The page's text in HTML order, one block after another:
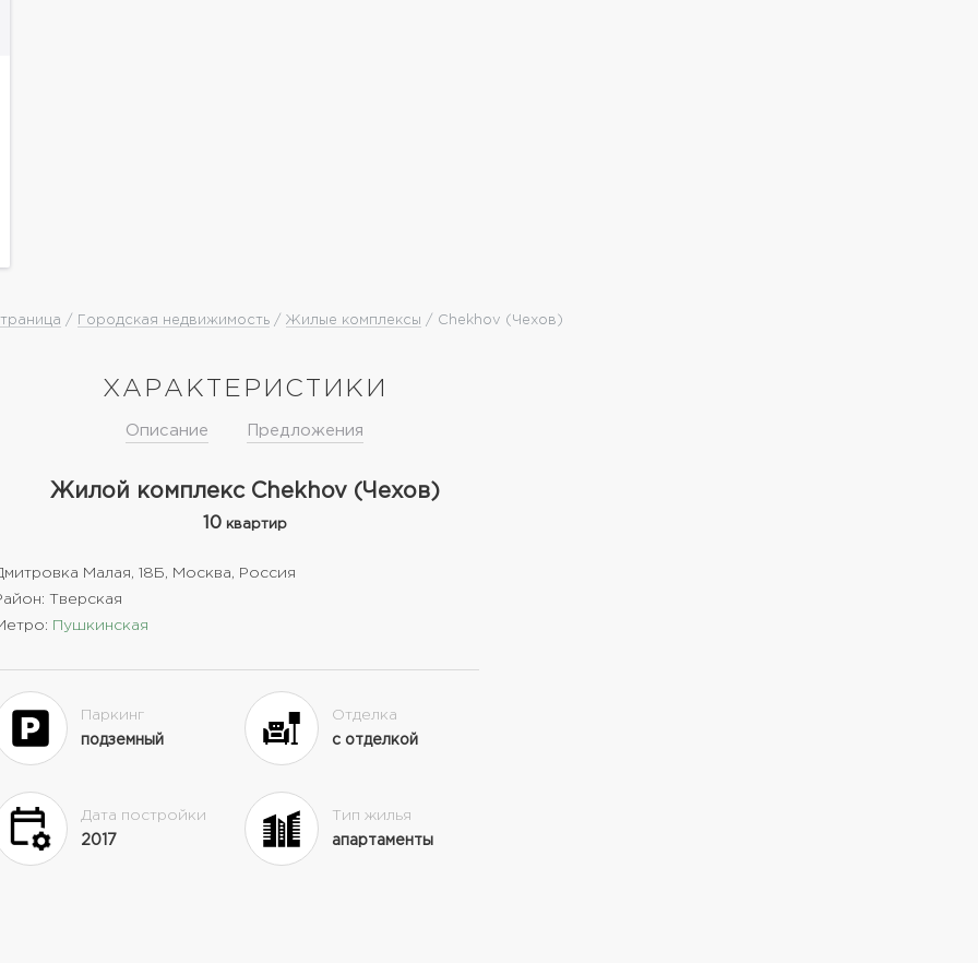
/ Городская недвижимость / Жилые комплексы / Chekhov (Чехов)
ХАРАКТЕРИСТИКИ
Описание Предложения
Жилой комплекс Chekhov (Чехов)
10квартир
Малая, 18Б, Москва, Россия
Тверская
Пушкинская
Паркинг
подземный
Отделка
с отделкой
Дата постройки
2017
Тип жилья
апартаменты